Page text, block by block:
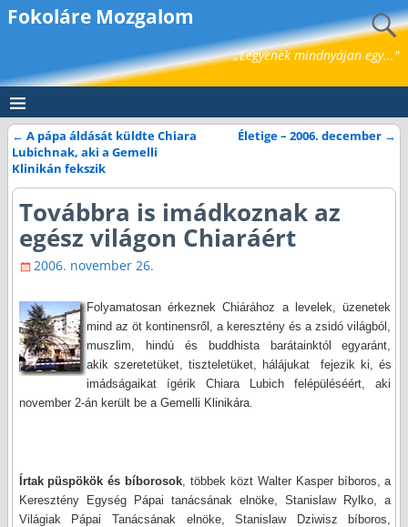
Fokoláre Mozgalom
„Legyenek mindnyájan egy..."
Bejegyzés navigáció
← A pápa áldását küldte Chiara
Lubichnak, aki a Gemelli
Klinikán fekszik
Életige – 2006. december →
Továbbra is imádkoznak az
egész világon Chiaráért
2006. november 26.
Folyamatosan érkeznek Chiárához a levelek, üzenetek
mind az öt kontinensről, a keresztény és a zsidó világból,
muszlim, hindú és buddhista barátainktól egyaránt,
akik szeretetüket, tiszteletüket, hálájukat
fejezik ki, és
imádságaikat ígérik Chiara Lubich felépüléséért, aki
november 2-án került be a Gemelli Klinikára.
Írtak püspökök és bíborosok , többek közt Walter Kasper bíboros, a
Keresztény Egység Pápai tanácsának elnöke, Stanislaw Rylko, a
Világiak Pápai Tanácsának elnöke, Stanislaw Dziwisz bíboros,